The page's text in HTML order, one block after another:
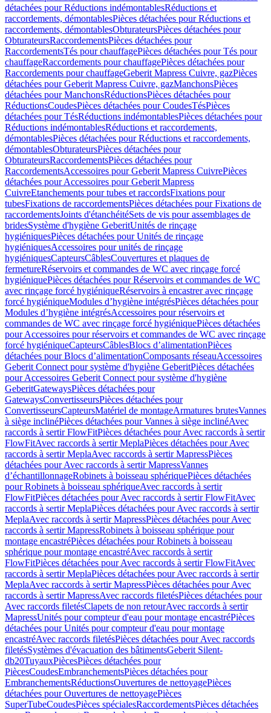
détachées pour Réductions indémontablesRéductions et
raccordements, démontablesPièces détachées pour Réductions et
raccordements, démontablesObturateursPièces détachées pour
ObturateursRaccordementsPièces détachées pour
RaccordementsTés pour chauffagePièces détachées pour Tés pour
chauffageRaccordements pour chauffagePièces détachées pour
Raccordements pour chauffageGeberit Mapress Cuivre, gazPièces
détachées pour Geberit Mapress Cuivre, gazManchonsPièces
détachées pour ManchonsRéductionsPièces détachées pour
RéductionsCoudesPièces détachées pour CoudesTésPièces
détachées pour TésRéductions indémontablesPièces détachées pour
Réductions indémontablesRéductions et raccordements,
démontablesPièces détachées pour Réductions et raccordements,
démontablesObturateursPièces détachées pour
ObturateursRaccordementsPièces détachées pour
RaccordementsAccessoires pour Geberit Mapress CuivrePièces
détachées pour Accessoires pour Geberit Mapress
CuivreEtanchements pour tubes et raccordsFixations pour
tubesFixations de raccordementsPièces détachées pour Fixations de
raccordementsJoints d'étanchéitéSets de vis pour assemblages de
bridesSystème d'hygiène GeberitUnités de rinçage
hygiéniquesPièces détachées pour Unités de rinçage
hygiéniquesAccessoires pour unités de rinçage
hygiéniquesCapteursCâblesCouvertures et plaques de
fermetureRéservoirs et commandes de WC avec rinçage forcé
hygiéniquePièces détachées pour Réservoirs et commandes de WC
avec rinçage forcé hygiéniqueRéservoirs à encastrer avec rinçage
forcé hygiéniqueModules d’hygiène intégrésPièces détachées pour
Modules d’hygiène intégrésAccessoires pour réservoirs et
commandes de WC avec rinçage forcé hygiéniquePièces détachées
pour Accessoires pour réservoirs et commandes de WC avec rinçage
forcé hygiéniqueCapteursCâblesBlocs d’alimentationPièces
détachées pour Blocs d’alimentationComposants réseauAccessoires
Geberit Connect pour système d'hygiène GeberitPièces détachées
pour Accessoires Geberit Connect pour système d'hygiène
GeberitGatewaysPièces détachées pour
GatewaysConvertisseursPièces détachées pour
ConvertisseursCapteursMatériel de montageArmatures brutesVannes
à siège inclinéPièces détachées pour Vannes à siège inclinéAvec
raccords à sertir FlowFitPièces détachées pour Avec raccords à sertir
FlowFitAvec raccords à sertir MeplaPièces détachées pour Avec
raccords à sertir MeplaAvec raccords à sertir MapressPièces
détachées pour Avec raccords à sertir MapressVannes
d’échantillonnageRobinets à boisseau sphériquePièces détachées
pour Robinets à boisseau sphériqueAvec raccords à sertir
FlowFitPièces détachées pour Avec raccords à sertir FlowFitAvec
raccords à sertir MeplaPièces détachées pour Avec raccords à sertir
MeplaAvec raccords à sertir MapressPièces détachées pour Avec
raccords à sertir MapressRobinets à boisseau sphérique pour
montage encastréPièces détachées pour Robinets à boisseau
sphérique pour montage encastréAvec raccords à sertir
FlowFitPièces détachées pour Avec raccords à sertir FlowFitAvec
raccords à sertir MeplaPièces détachées pour Avec raccords à sertir
MeplaAvec raccords à sertir MapressPièces détachées pour Avec
raccords à sertir MapressAvec raccords filetésPièces détachées pour
Avec raccords filetésClapets de non retourAvec raccords à sertir
MapressUnités pour compteur d'eau pour montage encastréPièces
détachées pour Unités pour compteur d'eau pour montage
encastréAvec raccords filetésPièces détachées pour Avec raccords
filetésSystèmes d'évacuation des bâtimentsGeberit Silent-
db20TuyauxPiècesPièces détachées pour
PiècesCoudesEmbranchementsPièces détachées pour
EmbranchementsRéductionsOuvertures de nettoyagePièces
détachées pour Ouvertures de nettoyagePièces
SuperTubeCoudesPièces spécialesRaccordementsPièces détachées